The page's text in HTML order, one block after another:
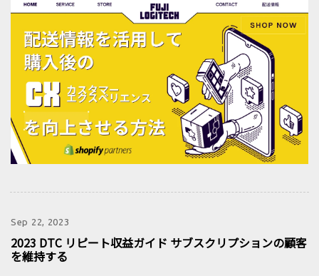
Sep 22, 2023
2023 DTC リピート収益ガイド サブスクリプションの顧客
を維持する